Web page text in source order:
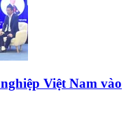
Việt Nam vào